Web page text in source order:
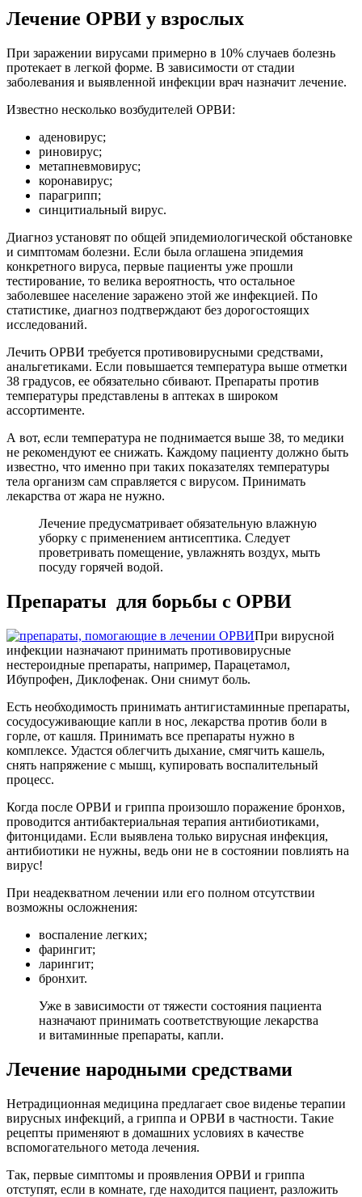
Лечение ОРВИ у взрослых
При заражении вирусами примерно в 10% случаев болезнь
протекает в легкой форме. В зависимости от стадии
заболевания и выявленной инфекции врач назначит лечение.
Известно несколько возбудителей ОРВИ:
аденовирус;
риновирус;
метапневмовирус;
коронавирус;
парагрипп;
синцитиальный вирус.
Диагноз установят по общей эпидемиологической обстановке
и симптомам болезни. Если была оглашена эпидемия
конкретного вируса, первые пациенты уже прошли
тестирование, то велика вероятность, что остальное
заболевшее население заражено этой же инфекцией. По
статистике, диагноз подтверждают без дорогостоящих
исследований.
Лечить ОРВИ требуется противовирусными средствами,
анальгетиками. Если повышается температура выше отметки
38 градусов, ее обязательно сбивают. Препараты против
температуры представлены в аптеках в широком
ассортименте.
А вот, если температура не поднимается выше 38, то медики
не рекомендуют ее снижать. Каждому пациенту должно быть
известно, что именно при таких показателях температуры
тела организм сам справляется с вирусом. Принимать
лекарства от жара не нужно.
Лечение предусматривает обязательную влажную
уборку с применением антисептика. Следует
проветривать помещение, увлажнять воздух, мыть
посуду горячей водой.
Препараты для борьбы с ОРВИ
При вирусной
инфекции назначают принимать противовирусные
нестероидные препараты, например, Парацетамол,
Ибупрофен, Диклофенак. Они снимут боль.
Есть необходимость принимать антигистаминные препараты,
сосудосуживающие капли в нос, лекарства против боли в
горле, от кашля. Принимать все препараты нужно в
комплексе. Удастся облегчить дыхание, смягчить кашель,
снять напряжение с мышц, купировать воспалительный
процесс.
Когда после ОРВИ и гриппа произошло поражение бронхов,
проводится антибактериальная терапия антибиотиками,
фитонцидами. Если выявлена только вирусная инфекция,
антибиотики не нужны, ведь они не в состоянии повлиять на
вирус!
При неадекватном лечении или его полном отсутствии
возможны осложнения:
воспаление легких;
фарингит;
ларингит;
бронхит.
Уже в зависимости от тяжести состояния пациента
назначают принимать соответствующие лекарства
и витаминные препараты, капли.
Лечение народными средствами
Нетрадиционная медицина предлагает свое виденье терапии
вирусных инфекций, а гриппа и ОРВИ в частности. Такие
рецепты применяют в домашних условиях в качестве
вспомогательного метода лечения.
Так, первые симптомы и проявления ОРВИ и гриппа
отступят, если в комнате, где находится пациент, разложить